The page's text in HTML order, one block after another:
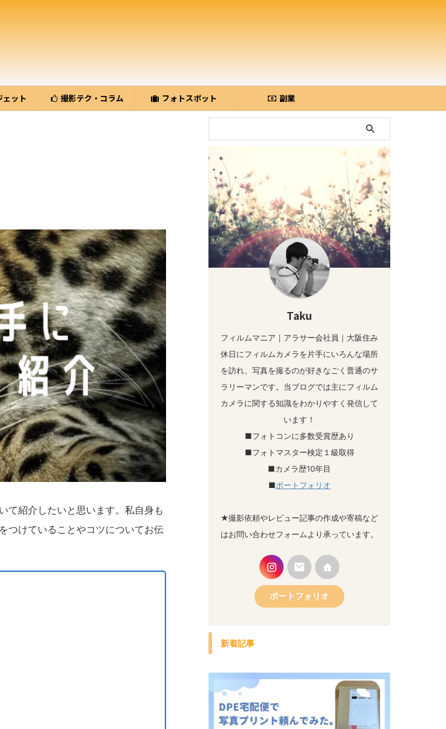
ェット 撮影テク・コラム フォトスポット 副業
て紹介したいと思います。私自身も
つけていることやコツについてお伝
Taku
フィルムマニア｜アラサー会社員｜大阪住み
休日にフィルムカメラを片手にいろんな場所
を訪れ、写真を撮るのが好きなごく普通のサ
ラリーマンです。当ブログでは主にフィルム
カメラに関する知識をわかりやすく発信して
います！
■フォトコンに多数受賞歴あり
■フォトマスター検定１級取得
■カメラ歴10年目
■ポートフォリオ
★撮影依頼やレビュー記事の作成や寄稿など
はお問い合わせフォームより承っています。
ポートフォリオ
新着記事